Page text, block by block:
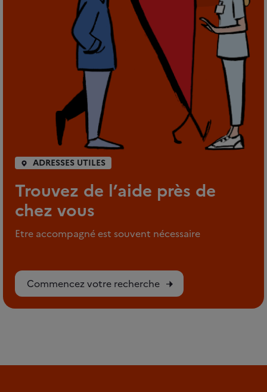
ADRESSES UTILES
Trouvez de l’aide près de
chez vous
Etre accompagné est souvent nécessaire
Commencez votre recherche